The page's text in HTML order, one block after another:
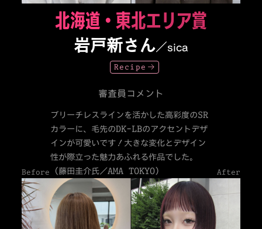
北海道・東北エリア賞
岩戸新さん ／sica
Recipe
審査員コメント
ブリーチレスラインを活かした高彩度のSR
カラーに、毛先のDK-LBのアクセントデザ
インが可愛いです！大きな変化とデザイン
性が際立った魅力あふれる作品でした。
（藤田圭介氏／AMA TOKYO）
Before After